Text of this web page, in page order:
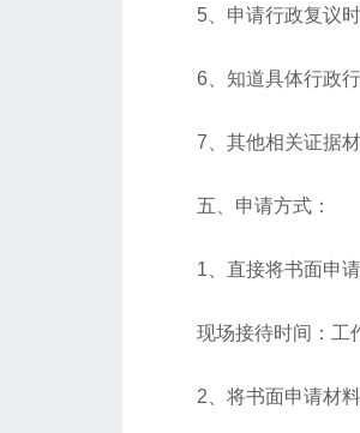
5、申请行政复议时
6、知道具体行政行
7、其他相关证据材
五、申请方式：
1、直接将书面申请
现场接待时间：工
2、将书面申请材料